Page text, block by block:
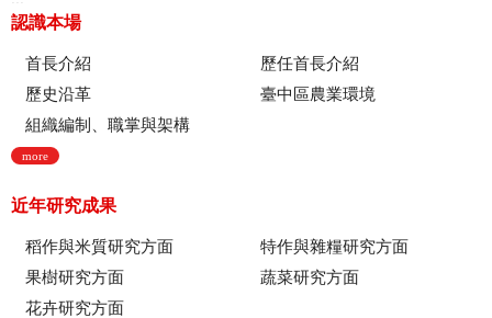
認識本場
首長介紹
歷任首長介紹
歷史沿革
臺中區農業環境
組織編制、職掌與架構
more
近年研究成果
稻作與米質研究方面
特作與雜糧研究方面
果樹研究方面
蔬菜研究方面
花卉研究方面